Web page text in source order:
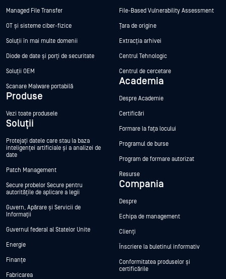
Managed File Transfer
OT și sisteme ciber-fizice
Soluții în mai multe domenii
Diode de date și porți de securitate
Soluții OEM
Scanare Malware portabilă
Produse
Vezi toate produsele
Soluții
Protejați datele care stau la baza
inteligenței artificiale și a analizei de
date
Patch Management
Secure probelor Secure pentru
autoritățile de aplicare a legii
Guvern, Apărare și Servicii de
Informații
Guvernul federal al Statelor Unite
Energie
Finanțe
Fabricarea
File-Based Vulnerability Assessment
Țara de origine
Extracția arhivei
Centrul Tehnologic
Centrul de cercetare
Academia
Despre Academie
Certificări
Formare la fața locului
Programul de burse
Program de formare autorizat
Resurse
Compania
Despre
Echipa de management
Clienți
Înscriere la buletinul informativ
Conformitatea produselor și
certificările